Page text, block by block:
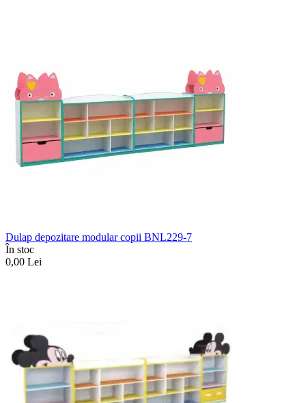
Dulap depozitare modular copii BNL229-7
În stoc
0,00 Lei